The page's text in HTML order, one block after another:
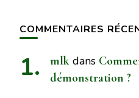
COMMENTAIRES
mlk dans
démonstration ?